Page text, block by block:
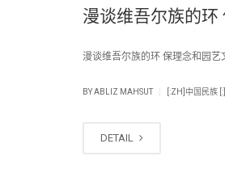
漫谈维吾尔族的环
漫谈维吾尔族的环 保理念和园
BYABLIZ MAHSUT [:ZH]中国民族 [:]
DETAIL